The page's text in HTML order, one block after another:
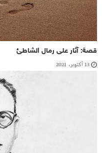
قصة: آثار على رمال الشاطئ
13 أكتوبر، 2021